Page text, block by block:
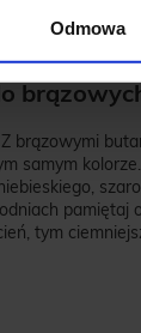
Odmowa
Z brązowymi
samym
pamiętaj
tym